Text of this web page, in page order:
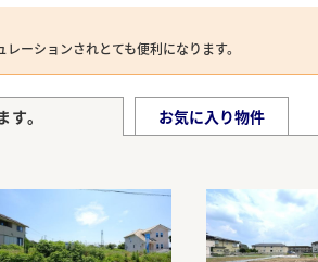
ーションされとても便利になります。
。 お気に入り物件